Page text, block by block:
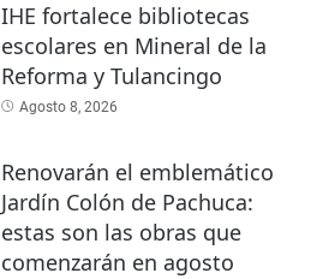
IHE fortalece bibliotecas
escolares en Mineral de la
Reforma y Tulancingo
Agosto 8, 2026
Renovarán el emblemático
Jardín Colón de Pachuca:
estas son las obras que
comenzarán en agosto